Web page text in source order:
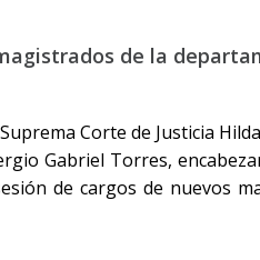
de la
Corte de Justicia
Gabriel Torres,
de cargos de nuevos